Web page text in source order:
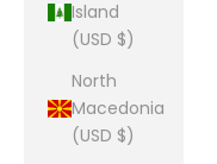
Island
(USD $)
North
Macedonia
(USD $)